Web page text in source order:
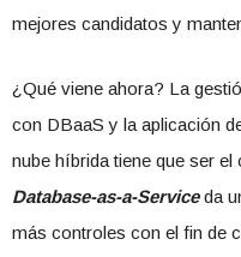
mejores candidatos y
¿Qué viene ahora? La
con DBaaS y la aplicación
nube híbrida tiene que ser
Database-as-a-Serviceda
más controles con el fin de